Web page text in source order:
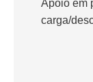
Apoio em
carga/